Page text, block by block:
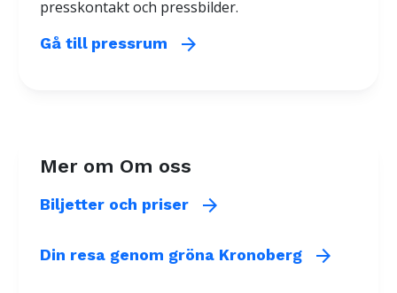
presskontakt och pressbilder.
Gå till pressrum
arrow_forward
Mer om Om oss
Biljetter och priser arrow_forward
Din resa genom gröna Kronoberg arrow_forward